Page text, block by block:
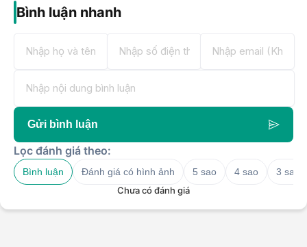
585 Cách Mạng Tháng 8, Phường Tân Ninh, Tây Ninh
0936533135
Nguyên
0888203536
Bình luận nhanh
Gửi bình luận
Lọc đánh giá theo:
Bình luận Đánh giá có hình ảnh 5 sao 4 sao
3 sao
Chưa có đánh giá